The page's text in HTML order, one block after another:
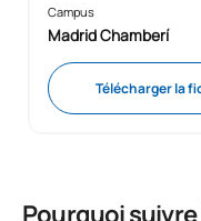
Campus
Madrid Chamberí
Télécharger la